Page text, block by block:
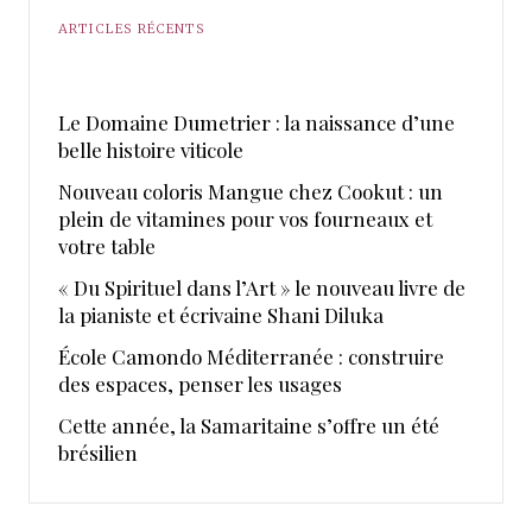
ARTICLES RÉCENTS
Le Domaine Dumetrier : la naissance d’une
belle histoire viticole
Nouveau coloris Mangue chez Cookut : un
plein de vitamines pour vos fourneaux et
votre table
« Du Spirituel dans l’Art » le nouveau livre de
la pianiste et écrivaine Shani Diluka
École Camondo Méditerranée : construire
des espaces, penser les usages
Cette année, la Samaritaine s’offre un été
brésilien